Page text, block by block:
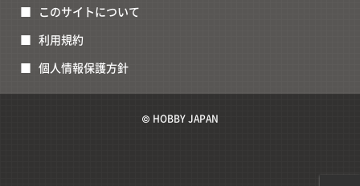
このサイトについて
利用規約
個人情報保護方針
© HOBBY JAPAN